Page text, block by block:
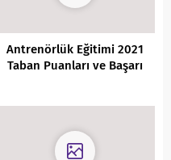
Antrenörlük Eğitimi 2021
Taban Puanları ve Başarı